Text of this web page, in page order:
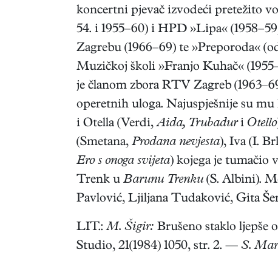
koncertni pjevač izvodeći pretežito
54. i 1955–60) i HPD »Lipa«
Zagrebu (1966–69) te »Preporoda«
Muzičkoj školi »Franjo Kuhač«
je članom zbora RTV Zagreb
operetnih uloga. Najuspješnije su mu
i Otella (Verdi,Aida, Trubaduri Otello
(Smetana, Prodana nevjesta), Iva (I.
Ero s onoga svijeta) kojega je tumačio
Trenk u Barunu Trenku (S. Albini).
Pavlović, Ljiljana Tudaković, Gita
LIT.:M. Šigir: Brušeno staklo ljepše
Studio, 21(1984) 1050, str. 2. — S.